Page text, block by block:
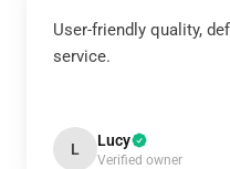
User-friendly quality,
service.
L Lucy
Verified owner